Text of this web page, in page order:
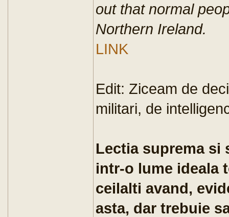
out that normal
Northern Ireland.
LINK
Edit: Ziceam de
militari, de
Lectia suprema si
intr-o lume ideala
ceilalti avand,
asta, dar trebuie